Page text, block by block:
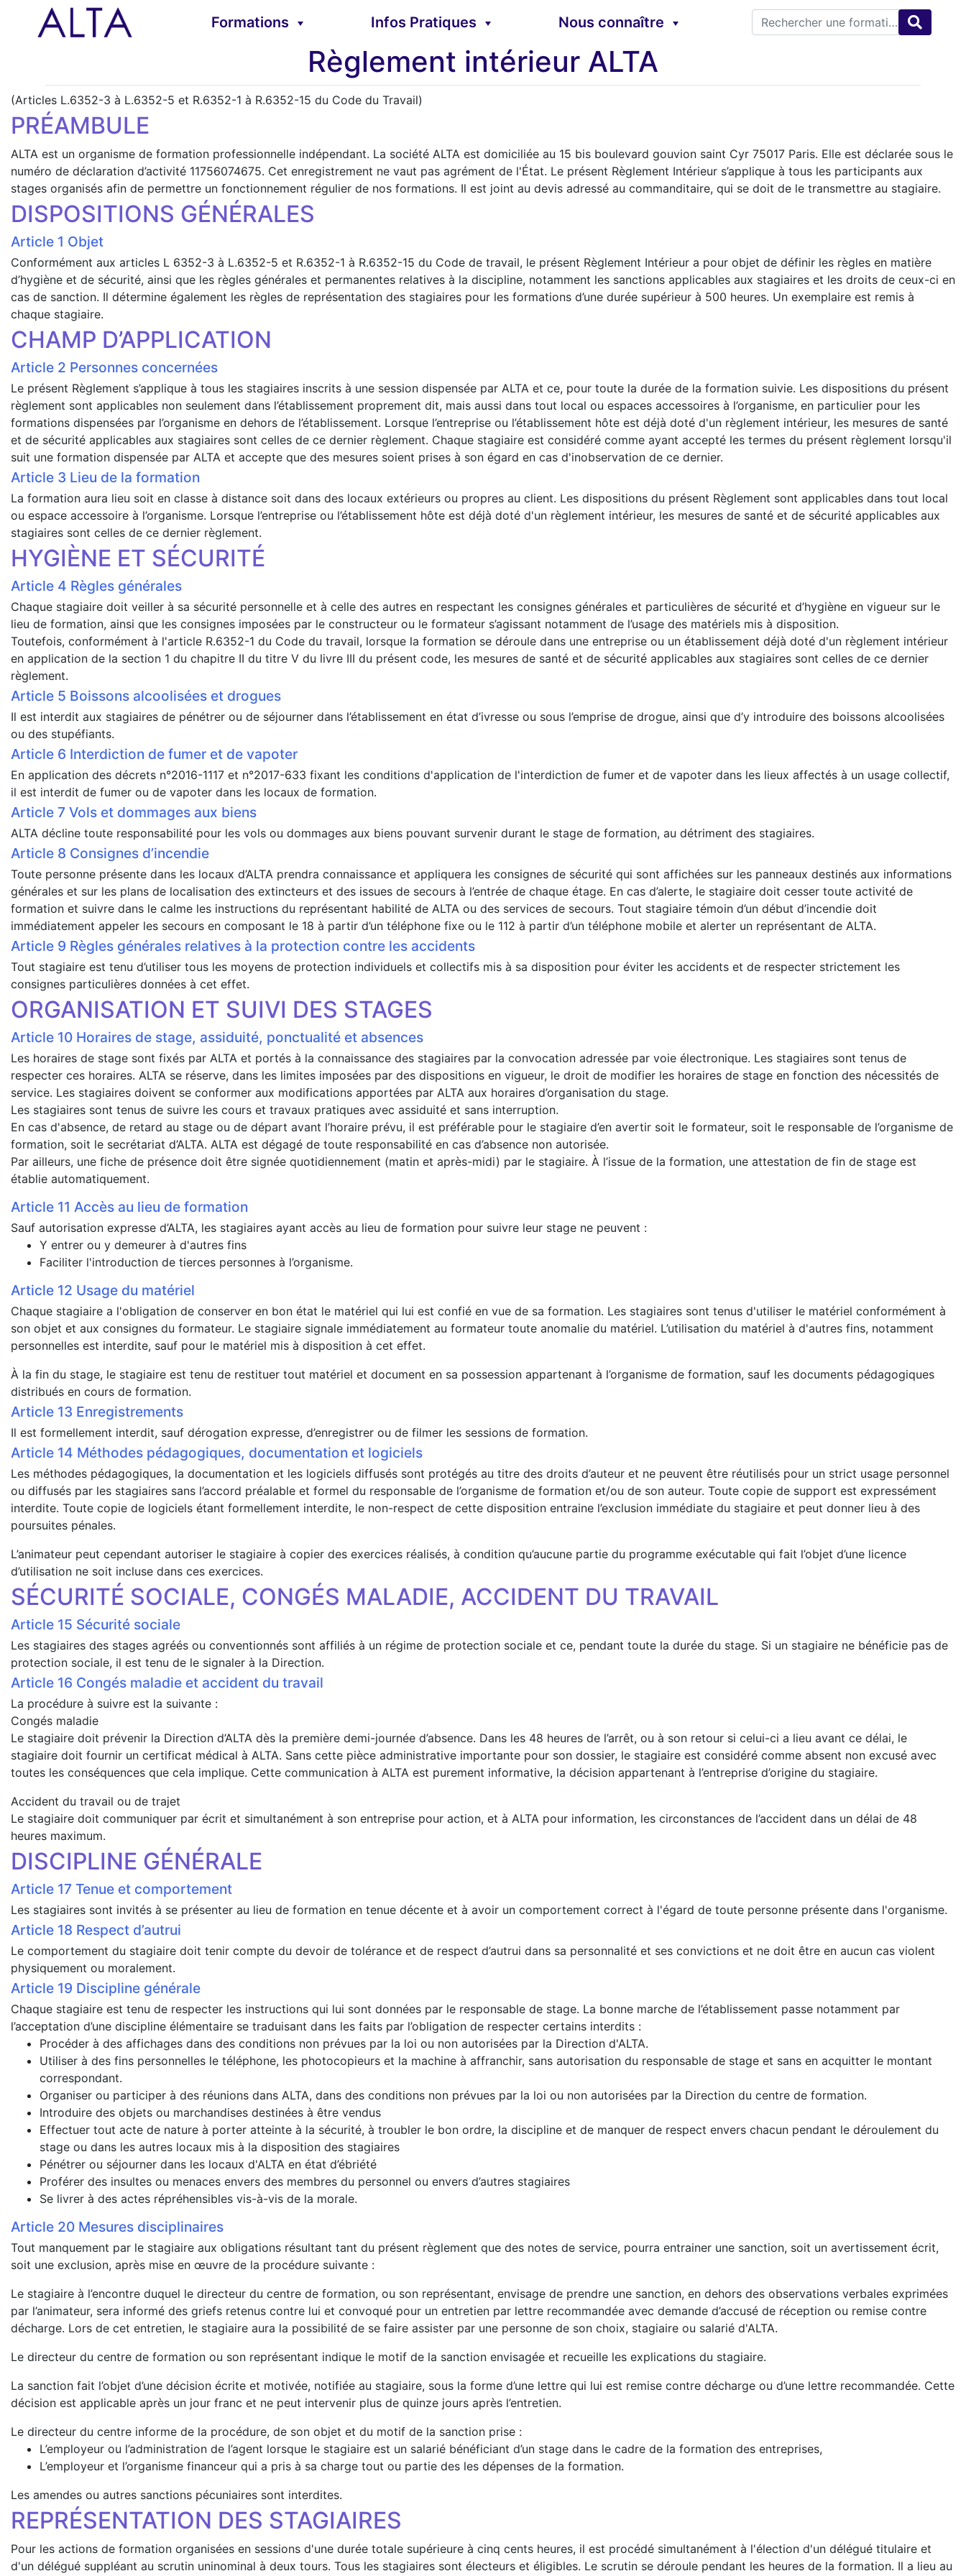
Formations Infos Pratiques Nous connaître
Règlement intérieur ALTA
(Articles L.6352-3 à L.6352-5 et R.6352-1 à R.6352-15 du Code du Travail)
PRÉAMBULE
ALTA est un organisme de formation professionnelle indépendant. La société ALTA est domiciliée au 15 bis boulevard gouvion saint Cyr 75017 Paris. Elle est déclarée sous le
numéro de déclaration d’activité 11756074675. Cet enregistrement ne vaut pas agrément de l'État. Le présent Règlement Intérieur s’applique à tous les participants aux
stages organisés afin de permettre un fonctionnement régulier de nos formations. Il est joint au devis adressé au commanditaire, qui se doit de le transmettre au stagiaire.
DISPOSITIONS GÉNÉRALES
Objet
Conformément aux articles L 6352-3 à L.6352-5 et R.6352-1 à R.6352-15 du Code de travail, le présent Règlement Intérieur a pour objet de définir les règles en matière
d’hygiène et de sécurité, ainsi que les règles générales et permanentes relatives à la discipline, notamment les sanctions applicables aux stagiaires et les droits de ceux-ci en
cas de sanction. Il détermine également les règles de représentation des stagiaires pour les formations d’une durée supérieur à 500 heures. Un exemplaire est remis à
chaque stagiaire.
CHAMP D’APPLICATION
Personnes concernées
Le présent Règlement s’applique à tous les stagiaires inscrits à une session dispensée par ALTA et ce, pour toute la durée de la formation suivie. Les dispositions du présent
règlement sont applicables non seulement dans l’établissement proprement dit, mais aussi dans tout local ou espaces accessoires à l’organisme, en particulier pour les
formations dispensées par l’organisme en dehors de l’établissement. Lorsque l’entreprise ou l’établissement hôte est déjà doté d'un règlement intérieur, les mesures de santé
et de sécurité applicables aux stagiaires sont celles de ce dernier règlement. Chaque stagiaire est considéré comme ayant accepté les termes du présent règlement lorsqu'il
suit une formation dispensée par ALTA et accepte que des mesures soient prises à son égard en cas d'inobservation de ce dernier.
Lieu de la formation
La formation aura lieu soit en classe à distance soit dans des locaux extérieurs ou propres au client. Les dispositions du présent Règlement sont applicables dans tout local
ou espace accessoire à l’organisme. Lorsque l’entreprise ou l’établissement hôte est déjà doté d'un règlement intérieur, les mesures de santé et de sécurité applicables aux
stagiaires sont celles de ce dernier règlement.
HYGIÈNE ET SÉCURITÉ
Règles générales
Chaque stagiaire doit veiller à sa sécurité personnelle et à celle des autres en respectant les consignes générales et particulières de sécurité et d’hygiène en vigueur sur le
lieu de formation, ainsi que les consignes imposées par le constructeur ou le formateur s’agissant notamment de l’usage des matériels mis à disposition.
Toutefois, conformément à l'article R.6352-1 du Code du travail, lorsque la formation se déroule dans une entreprise ou un établissement déjà doté d'un règlement intérieur
en application de la section 1 du chapitre II du titre V du livre III du présent code, les mesures de santé et de sécurité applicables aux stagiaires sont celles de ce dernier
règlement.
Boissons alcoolisées et drogues
Il est interdit aux stagiaires de pénétrer ou de séjourner dans l’établissement en état d’ivresse ou sous l’emprise de drogue, ainsi que d’y introduire des boissons alcoolisées
ou des stupéfiants.
Interdiction de fumer et de vapoter
En application des décrets n°2016-1117 et n°2017-633 fixant les conditions d'application de l'interdiction de fumer et de vapoter dans les lieux affectés à un usage collectif,
il est interdit de fumer ou de vapoter dans les locaux de formation.
Vols et dommages aux biens
ALTA décline toute responsabilité pour les vols ou dommages aux biens pouvant survenir durant le stage de formation, au détriment des stagiaires.
Consignes d’incendie
Toute personne présente dans les locaux d’ALTA prendra connaissance et appliquera les consignes de sécurité qui sont affichées sur les panneaux destinés aux informations
générales et sur les plans de localisation des extincteurs et des issues de secours à l’entrée de chaque étage. En cas d’alerte, le stagiaire doit cesser toute activité de
formation et suivre dans le calme les instructions du représentant habilité de ALTA ou des services de secours. Tout stagiaire témoin d’un début d’incendie doit
immédiatement appeler les secours en composant le 18 à partir d’un téléphone fixe ou le 112 à partir d’un téléphone mobile et alerter un représentant de ALTA.
Règles générales relatives à la protection contre les accidents
Tout stagiaire est tenu d’utiliser tous les moyens de protection individuels et collectifs mis à sa disposition pour éviter les accidents et de respecter strictement les
consignes particulières données à cet effet.
ORGANISATION ET SUIVI DES STAGES
Horaires de stage, assiduité, ponctualité et absences
Les horaires de stage sont fixés par ALTA et portés à la connaissance des stagiaires par la convocation adressée par voie électronique. Les stagiaires sont tenus de
respecter ces horaires. ALTA se réserve, dans les limites imposées par des dispositions en vigueur, le droit de modifier les horaires de stage en fonction des nécessités de
service. Les stagiaires doivent se conformer aux modifications apportées par ALTA aux horaires d’organisation du stage.
Les stagiaires sont tenus de suivre les cours et travaux pratiques avec assiduité et sans interruption.
En cas d'absence, de retard au stage ou de départ avant l’horaire prévu, il est préférable pour le stagiaire d’en avertir soit le formateur, soit le responsable de l’organisme de
formation, soit le secrétariat d’ALTA. ALTA est dégagé de toute responsabilité en cas d’absence non autorisée.
Par ailleurs, une fiche de présence doit être signée quotidiennement (matin et après-midi) par le stagiaire. À l’issue de la formation, une attestation de fin de stage est
établie automatiquement.
Accès au lieu de formation
Sauf autorisation expresse d’ALTA, les stagiaires ayant accès au lieu de formation pour suivre leur stage ne peuvent :
Y entrer ou y demeurer à d'autres fins
Faciliter l'introduction de tierces personnes à l’organisme.
Usage du matériel
Chaque stagiaire a l'obligation de conserver en bon état le matériel qui lui est confié en vue de sa formation. Les stagiaires sont tenus d'utiliser le matériel conformément à
son objet et aux consignes du formateur. Le stagiaire signale immédiatement au formateur toute anomalie du matériel. L’utilisation du matériel à d'autres fins, notamment
personnelles est interdite, sauf pour le matériel mis à disposition à cet effet.
À la fin du stage, le stagiaire est tenu de restituer tout matériel et document en sa possession appartenant à l’organisme de formation, sauf les documents pédagogiques
distribués en cours de formation.
Enregistrements
Il est formellement interdit, sauf dérogation expresse, d’enregistrer ou de filmer les sessions de formation.
Méthodes pédagogiques, documentation et logiciels
Les méthodes pédagogiques, la documentation et les logiciels diffusés sont protégés au titre des droits d’auteur et ne peuvent être réutilisés pour un strict usage personnel
ou diffusés par les stagiaires sans l’accord préalable et formel du responsable de l’organisme de formation et/ou de son auteur. Toute copie de support est expressément
interdite. Toute copie de logiciels étant formellement interdite, le non-respect de cette disposition entraine l’exclusion immédiate du stagiaire et peut donner lieu à des
poursuites pénales.
L’animateur peut cependant autoriser le stagiaire à copier des exercices réalisés, à condition qu’aucune partie du programme exécutable qui fait l’objet d’une licence
d’utilisation ne soit incluse dans ces exercices.
SÉCURITÉ SOCIALE, CONGÉS MALADIE, ACCIDENT DU TRAVAIL
Sécurité sociale
Les stagiaires des stages agréés ou conventionnés sont affiliés à un régime de protection sociale et ce, pendant toute la durée du stage. Si un stagiaire ne bénéficie pas de
protection sociale, il est tenu de le signaler à la Direction.
Congés maladie et accident du travail
La procédure à suivre est la suivante :
Congés maladie
Le stagiaire doit prévenir la Direction d’ALTA dès la première demi-journée d’absence. Dans les 48 heures de l’arrêt, ou à son retour si celui-ci a lieu avant ce délai, le
stagiaire doit fournir un certificat médical à ALTA. Sans cette pièce administrative importante pour son dossier, le stagiaire est considéré comme absent non excusé avec
toutes les conséquences que cela implique. Cette communication à ALTA est purement informative, la décision appartenant à l’entreprise d’origine du stagiaire.
Accident du travail ou de trajet
Le stagiaire doit communiquer par écrit et simultanément à son entreprise pour action, et à ALTA pour information, les circonstances de l’accident dans un délai de 48
heures maximum.
DISCIPLINE GÉNÉRALE
Tenue et comportement
Les stagiaires sont invités à se présenter au lieu de formation en tenue décente et à avoir un comportement correct à l'égard de toute personne présente dans l'organisme.
Respect d’autrui
Le comportement du stagiaire doit tenir compte du devoir de tolérance et de respect d’autrui dans sa personnalité et ses convictions et ne doit être en aucun cas violent
physiquement ou moralement.
Discipline générale
Chaque stagiaire est tenu de respecter les instructions qui lui sont données par le responsable de stage. La bonne marche de l’établissement passe notamment par
l’acceptation d’une discipline élémentaire se traduisant dans les faits par l’obligation de respecter certains interdits :
Procéder à des affichages dans des conditions non prévues par la loi ou non autorisées par la Direction d'ALTA.
Utiliser à des fins personnelles le téléphone, les photocopieurs et la machine à affranchir, sans autorisation du responsable de stage et sans en acquitter le montant
correspondant.
Organiser ou participer à des réunions dans ALTA, dans des conditions non prévues par la loi ou non autorisées par la Direction du centre de formation.
Introduire des objets ou marchandises destinées à être vendus
Effectuer tout acte de nature à porter atteinte à la sécurité, à troubler le bon ordre, la discipline et de manquer de respect envers chacun pendant le déroulement du
stage ou dans les autres locaux mis à la disposition des stagiaires
Pénétrer ou séjourner dans les locaux d'ALTA en état d’ébriété
Proférer des insultes ou menaces envers des membres du personnel ou envers d’autres stagiaires
Se livrer à des actes répréhensibles vis-à-vis de la morale.
Mesures disciplinaires
Tout manquement par le stagiaire aux obligations résultant tant du présent règlement que des notes de service, pourra entrainer une sanction, soit un avertissement écrit,
soit une exclusion, après mise en œuvre de la procédure suivante :
Le stagiaire à l’encontre duquel le directeur du centre de formation, ou son représentant, envisage de prendre une sanction, en dehors des observations verbales exprimées
par l’animateur, sera informé des griefs retenus contre lui et convoqué pour un entretien par lettre recommandée avec demande d’accusé de réception ou remise contre
décharge. Lors de cet entretien, le stagiaire aura la possibilité de se faire assister par une personne de son choix, stagiaire ou salarié d'ALTA.
Le directeur du centre de formation ou son représentant indique le motif de la sanction envisagée et recueille les explications du stagiaire.
La sanction fait l’objet d’une décision écrite et motivée, notifiée au stagiaire, sous la forme d’une lettre qui lui est remise contre décharge ou d’une lettre recommandée. Cette
décision est applicable après un jour franc et ne peut intervenir plus de quinze jours après l’entretien.
Le directeur du centre informe de la procédure, de son objet et du motif de la sanction prise :
L’employeur ou l’administration de l’agent lorsque le stagiaire est un salarié bénéficiant d’un stage dans le cadre de la formation des entreprises,
L’employeur et l’organisme financeur qui a pris à sa charge tout ou partie des les dépenses de la formation.
Les amendes ou autres sanctions pécuniaires sont interdites.
REPRÉSENTATION DES STAGIAIRES
Pour les actions de formation organisées en sessions d'une durée totale supérieure à cinq cents heures, il est procédé simultanément à l'élection d'un délégué titulaire et
d'un délégué suppléant au scrutin uninominal à deux tours. Tous les stagiaires sont électeurs et éligibles. Le scrutin se déroule pendant les heures de la formation. Il a lieu au